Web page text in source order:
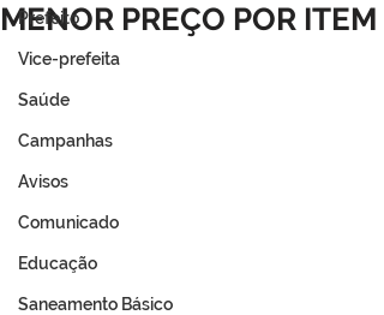
Prefeito
Vice-prefeita
Saúde
Campanhas
Avisos
Comunicado
Educação
Saneamento Básico
MENOR PREÇO POR ITEM